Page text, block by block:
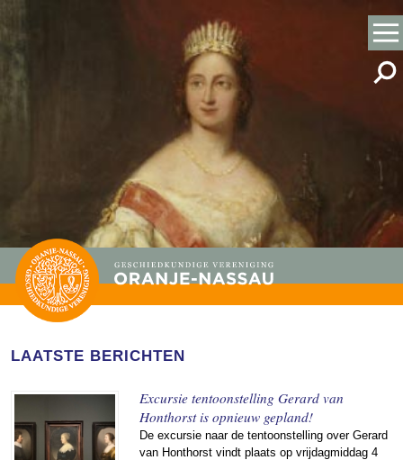
LAATSTE BERICHTEN
Excursie tentoonstelling Gerard van
Honthorst is opnieuw gepland!
De excursie naar de tentoonstelling over Gerard
van Honthorst vindt plaats op vrijdagmiddag 4